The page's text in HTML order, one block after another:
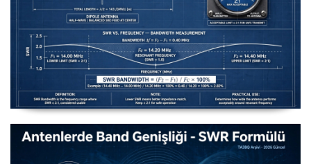
Uzuntel’den Yagi’ye [Longwire’den Yagi-Uda’ya Anten